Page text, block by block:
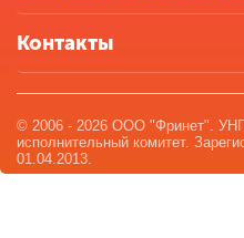
Контакты
© 2006 - 2026 ООО "Фринет". УНП
исполнительный комитет.
01.04.2013.